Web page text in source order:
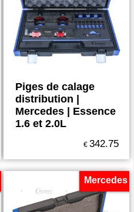
Piges de calage
distribution |
Mercedes | Essence
1.6 et 2.0L
€ 342.75
Mercedes